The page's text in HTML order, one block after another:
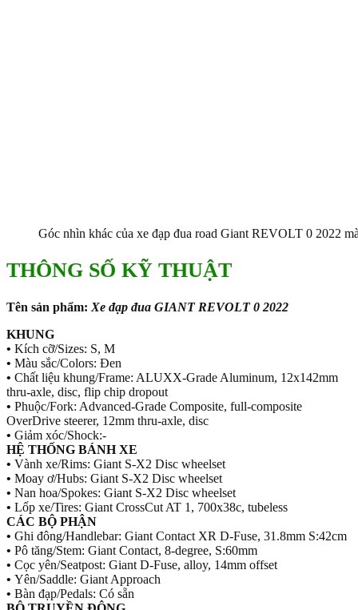
Góc nhìn khác của xe đạp đua road Giant REVOLT 0 2022
THÔNG SỐ KỸ THUẬT
Tên sản phẩm: Xe đạp đua GIANT REVOLT 0 2022
KHUNG
• Kích cỡ/Sizes: S, M
• Màu sắc/Colors: Đen
• Chất liệu khung/Frame: ALUXX-Grade Aluminum, 12x142mm
thru-axle, disc, flip chip dropout
• Phuộc/Fork: Advanced-Grade Composite, full-composite
OverDrive steerer, 12mm thru-axle, disc
• Giảm xóc/Shock:-
HỆ THỐNG BÁNH XE
• Vành xe/Rims: Giant S-X2 Disc wheelset
• Moay ơ/Hubs: Giant S-X2 Disc wheelset
• Nan hoa/Spokes: Giant S-X2 Disc wheelset
• Lốp xe/Tires: Giant CrossCut AT 1, 700x38c, tubeless
CÁC BỘ PHẬN
• Ghi đông/Handlebar: Giant Contact XR D-Fuse, 31.8mm S:42cm
• Pô tăng/Stem: Giant Contact, 8-degree, S:60mm
• Cọc yên/Seatpost: Giant D-Fuse, alloy, 14mm offset
• Yên/Saddle: Giant Approach
• Bàn đạp/Pedals: Có sẵn